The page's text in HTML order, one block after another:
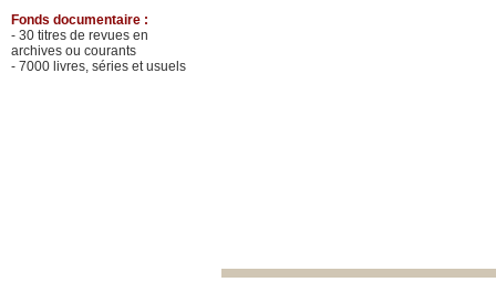
Fonds documentaire :
- 30 titres de revues en
archives ou courants
- 7000 livres, séries et usuels